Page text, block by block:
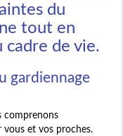
du
tout en
de vie.
gardiennage
comprenons
et vos proches.